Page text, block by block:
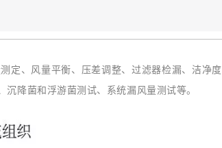
、风量平衡、压差调整、过滤器检漏、洁净度
降菌和浮游菌测试、系统漏风量测试等。